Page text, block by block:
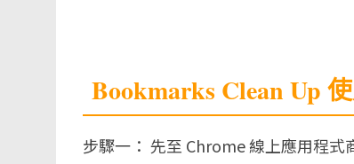
Bookmarks Clean Up
步驟一： 先至 Chrome 線上應用程式